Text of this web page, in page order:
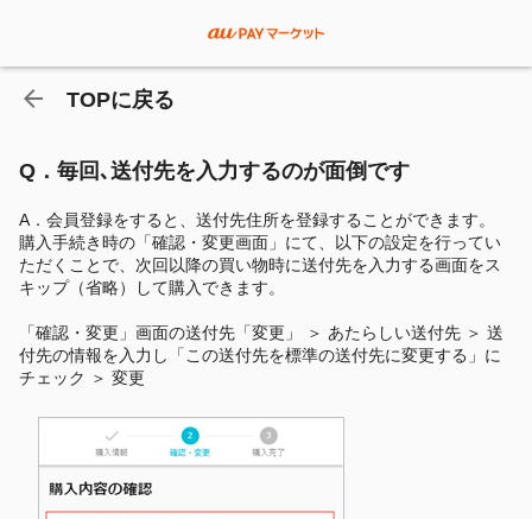
TOPに戻る
Q．毎回､送付先を入力するのが面倒です
A．会員登録をすると、送付先住所を登録することができます。
購入手続き時の「確認・変更画面」にて、以下の設定を行ってい
ただくことで、次回以降の買い物時に送付先を入力する画面をス
キップ（省略）して購入できます。
「確認・変更」画面の送付先「変更」 ＞ あたらしい送付先 ＞ 送
付先の情報を入力し「この送付先を標準の送付先に変更する」に
チェック ＞ 変更